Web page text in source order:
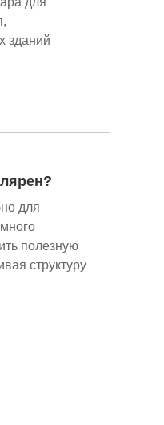
зданий
для
полезную
структуру